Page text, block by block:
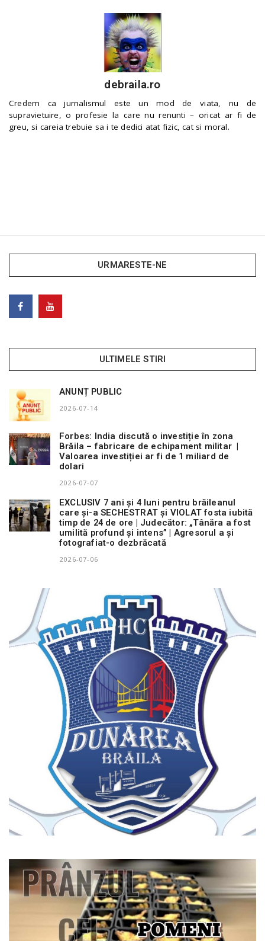
debraila.ro
Credem ca jurnalismul este un mod de viata, nu de
supravietuire, o profesie la care nu renunti – oricat ar fi de
greu, si careia trebuie sa i te dedici atat fizic, cat si moral.
URMARESTE-NE
ULTIMELE STIRI
ANUNȚ PUBLIC
2026-07-14
Forbes: India discută o investiție în zona
Brăila – fabricare de echipament militar |
Valoarea investiției ar fi de 1 miliard de
dolari
2026-07-07
EXCLUSIV 7 ani și 4 luni pentru brăileanul
care și-a SECHESTRAT și VIOLAT fosta iubită
timp de 24 de ore | Judecător: „Tânăra a fost
umilită profund și intens” | Agresorul a și
fotografiat-o dezbrăcată
2026-07-06